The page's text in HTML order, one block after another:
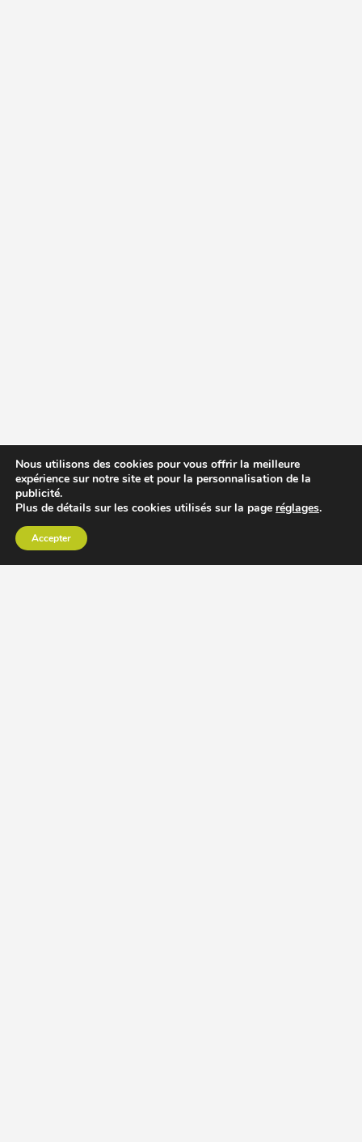
Nous utilisons des cookies pour vous offrir la meilleure
expérience sur notre site et pour la personnalisation de la
publicité.
Plus de détails sur les cookies utilisés sur la page réglages.
Accepter